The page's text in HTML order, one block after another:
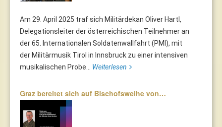
Am 29. April 2025 traf sich Militärdekan Oliver Hartl,
Delegationsleiter der österreichischen Teilnehmer an
der 65. Internationalen Soldatenwallfahrt (PMI), mit
der Militärmusik Tirol in Innsbruck zu einer intensiven
musikalischen Probe... Weiterlesen
Graz bereitet sich auf Bischofsweihe von…